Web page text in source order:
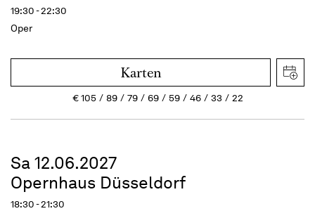
19:30 - 22:30
Oper
Karten
€105 89 79 69 59 46 33 22
Sa 12.06.2027
Opernhaus Düsseldorf
18:30 - 21:30